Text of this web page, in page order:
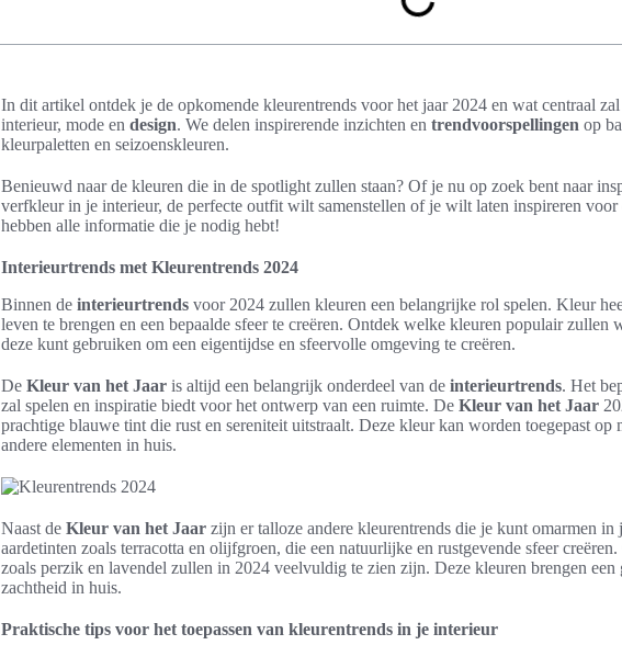
In dit artikel ontdek je de opkomende kleurentrends voor het jaar 2024 en wat centraal
interieur, mode en design. We delen inspirerende inzichten en trendvoorspellingen op
kleurpaletten en seizoenskleuren.
Benieuwd naar de kleuren die in de spotlight zullen staan? Of je nu op zoek bent naar
verfkleur in je interieur, de perfecte outfit wilt samenstellen of je wilt laten inspireren
hebben alle informatie die je nodig hebt!
Interieurtrends met Kleurentrends 2024
Binnen de interieurtrends voor 2024 zullen kleuren een belangrijke rol spelen. Kleur
leven te brengen en een bepaalde sfeer te creëren. Ontdek welke kleuren populair zullen
deze kunt gebruiken om een eigentijdse en sfeervolle omgeving te creëren.
De Kleur van het Jaar is altijd een belangrijk onderdeel van de interieurtrends. Het
zal spelen en inspiratie biedt voor het ontwerp van een ruimte. De Kleur van het Jaar
prachtige blauwe tint die rust en sereniteit uitstraalt. Deze kleur kan worden toegepast op
andere elementen in huis.
Naast de Kleur van het Jaar zijn er talloze andere kleurentrends die je kunt omarmen
aardetinten zoals terracotta en olijfgroen, die een natuurlijke en rustgevende sfeer
zoals perzik en lavendel zullen in 2024 veelvuldig te zien zijn. Deze kleuren brengen een
zachtheid in huis.
Praktische tips voor het toepassen van kleurentrends in je interieur